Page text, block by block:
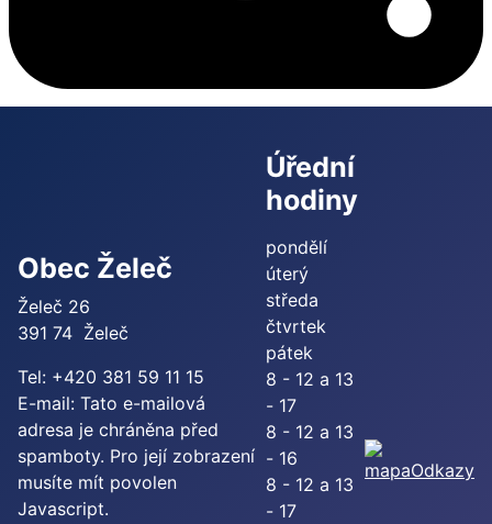
Obec Želeč
Želeč 26
391 74 Želeč
Tel: +420 381 59 11 15
E-mail: Tato e-mailová
adresa je chráněna před
spamboty. Pro její zobrazení
musíte mít povolen
Javascript.
Úřední
hodiny
pondělí
úterý
středa
čtvrtek
pátek
8 - 12 a 13
- 17
8 - 12 a 13
- 16
8 - 12 a 13
- 17
Odkazy